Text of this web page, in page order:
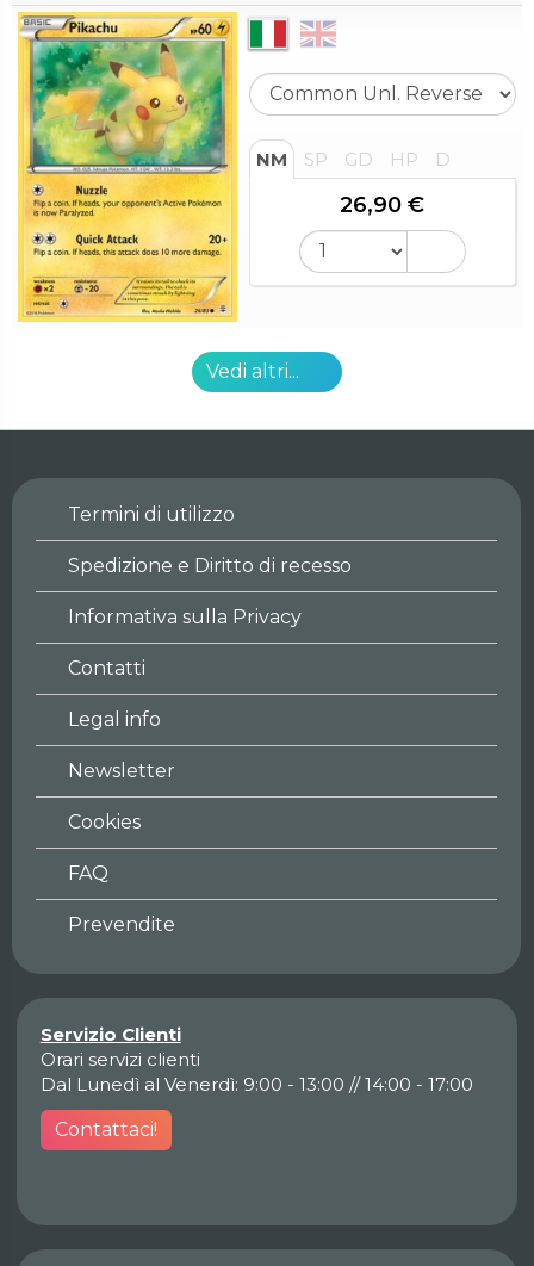
NM SP GD HP D
26,90 €
Vedi altri...
Termini di utilizzo
Spedizione e Diritto di recesso
Informativa sulla Privacy
Contatti
Legal info
Newsletter
Cookies
FAQ
Prevendite
Servizio Clienti
Orari servizi clienti
Dal Lunedì al Venerdì: 9:00 - 13:00 // 14:00 - 17:00
Contattaci!